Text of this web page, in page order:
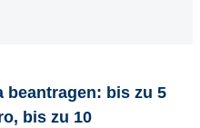
beantragen: bis zu 5
bis zu 10